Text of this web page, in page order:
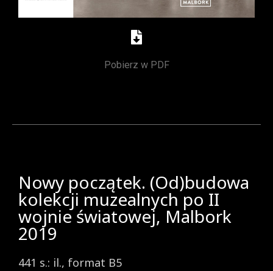
Pobierz w PDF
Nowy początek. (Od)budowa
kolekcji muzealnych po II
wojnie światowej, Malbork
2019
441 s.: il., format B5